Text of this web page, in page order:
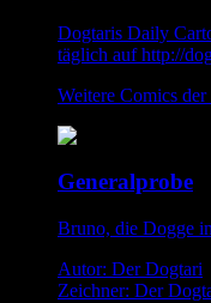
Dogtaris Daily
täglich auf http://
Weitere Comics
Generalprobe
Bruno, die Dogge
Autor: Der Dogtari
Zeichner: Der